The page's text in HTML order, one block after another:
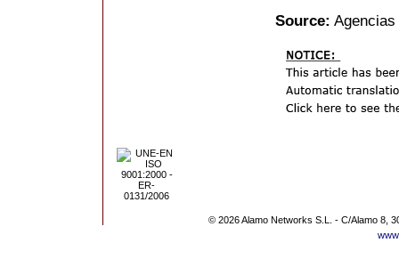
Source: Agencias
© 2026 Alamo Networks S.L. - C/Alamo 8,